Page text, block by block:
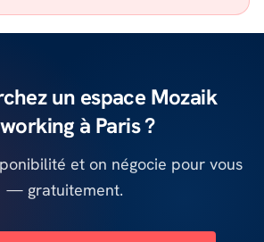
un espace Mozaik
à Paris ?
et on négocie pour vous
— gratuitement.